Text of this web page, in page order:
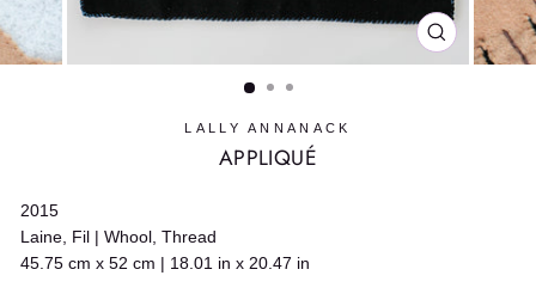
FERMER
(ESC)
LALLY ANNANACK
APPLIQUÉ
2015
Laine, Fil | Whool, Thread
45.75 cm x 52 cm | 18.01 in x 20.47 in